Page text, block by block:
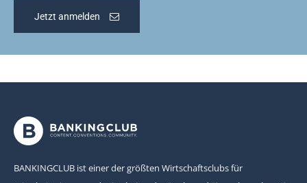
Jetzt anmelden
BANKINGCLUB ist einer der größten Wirtschaftsclubs für